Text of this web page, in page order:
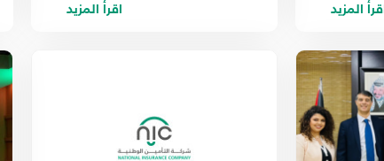
اقرأ المزيد اقرأ المزيد